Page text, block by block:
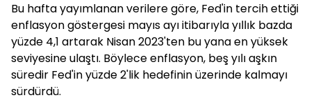
Bu hafta yayımlanan verilere göre, Fed'in tercih ettiği
enflasyon göstergesi mayıs ayı itibarıyla yıllık bazda
yüzde 4,1 artarak Nisan 2023'ten bu yana en yüksek
seviyesine ulaştı. Böylece enflasyon, beş yılı aşkın
süredir Fed'in yüzde 2'lik hedefinin üzerinde kalmayı
sürdürdü.